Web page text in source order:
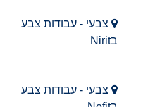
צבעי - עבודות צבע
בNirit
צבעי - עבודות צבע